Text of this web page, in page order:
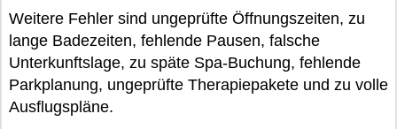
Weitere Fehler sind ungeprüfte Öffnungszeiten, zu
lange Badezeiten, fehlende Pausen, falsche
Unterkunftslage, zu späte Spa-Buchung, fehlende
Parkplanung, ungeprüfte Therapiepakete und zu volle
Ausflugspläne.